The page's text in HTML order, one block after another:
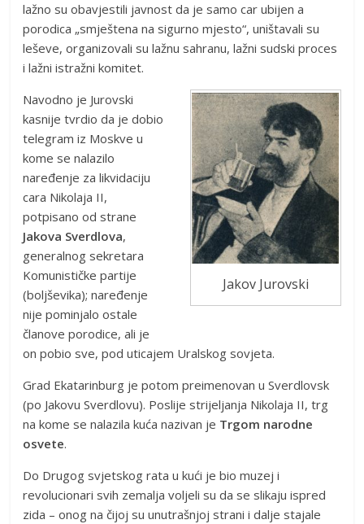
lažno su obavjestili javnost da je samo car ubijen a
porodica „smještena na sigurno mjesto“, uništavali su
leševe, organizovali su lažnu sahranu, lažni sudski proces
i lažni istražni komitet.
Jakov Jurovski
Navodno je Jurovski
kasnije tvrdio da je dobio
telegram iz Moskve u
kome se nalazilo
naređenje za likvidaciju
cara Nikolaja II,
potpisano od strane
Jakova Sverdlova,
generalnog sekretara
Komunističke partije
(boljševika); naređenje
nije pominjalo ostale
članove porodice, ali je
on pobio sve, pod uticajem Uralskog sovjeta.
Grad Ekatarinburg je potom preimenovan u Sverdlovsk
(po Jakovu Sverdlovu). Poslije strijeljanja Nikolaja II, trg
na kome se nalazila kuća nazivan je Trgom narodne
osvete.
Do Drugog svjetskog rata u kući je bio muzej i
revolucionari svih zemalja voljeli su da se slikaju ispred
zida – onog na čijoj su unutrašnjoj strani i dalje stajale